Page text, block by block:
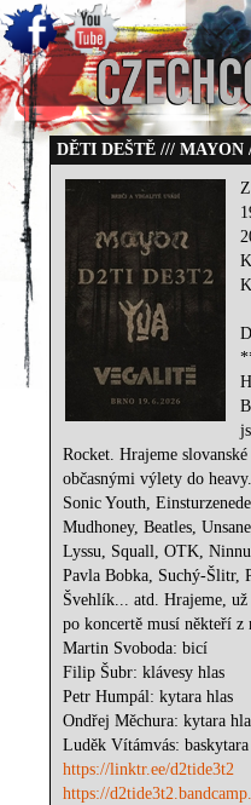
DĚTI DEŠTĚ /// MAYON
Rocket. Hrajeme
občasnými výlety do
Sonic Youth,
Mudhoney, Beatles,
Lyssu, Squall, OTK,
Pavla Bobka, Suchý-Šlitr,
Švehlík... atd. Hrajeme, už
po koncertě musí někteří z
Martin Svoboda: bicí
Filip Šubr: klávesy hlas
Petr Humpál: kytara hlas
Ondřej Měchura: kytara
Luděk Vítámvás: baskytara
https://linktr.ee/d2tide3t2
https://